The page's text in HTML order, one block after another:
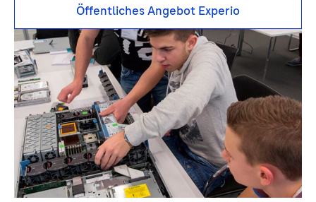
Öffentliches Angebot Experio